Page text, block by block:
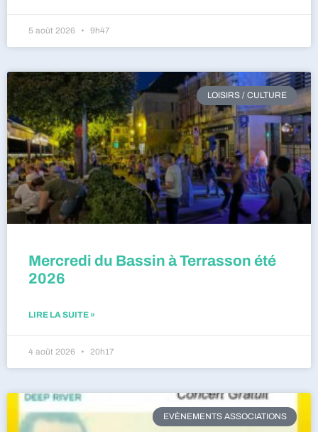
5 août 2026 9h47
LOISIRS / CULTURE
Mercredi du Bassin à Terrasson été
2026
LIRE LA SUITE »
4 août 2026 20h17
EVÈNEMENTS ASSOCIATIONS